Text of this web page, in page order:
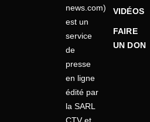
news.com)
est un
service
de
presse
en ligne
édité par
la SARL
VIDÉOS
FAIRE
UN DON